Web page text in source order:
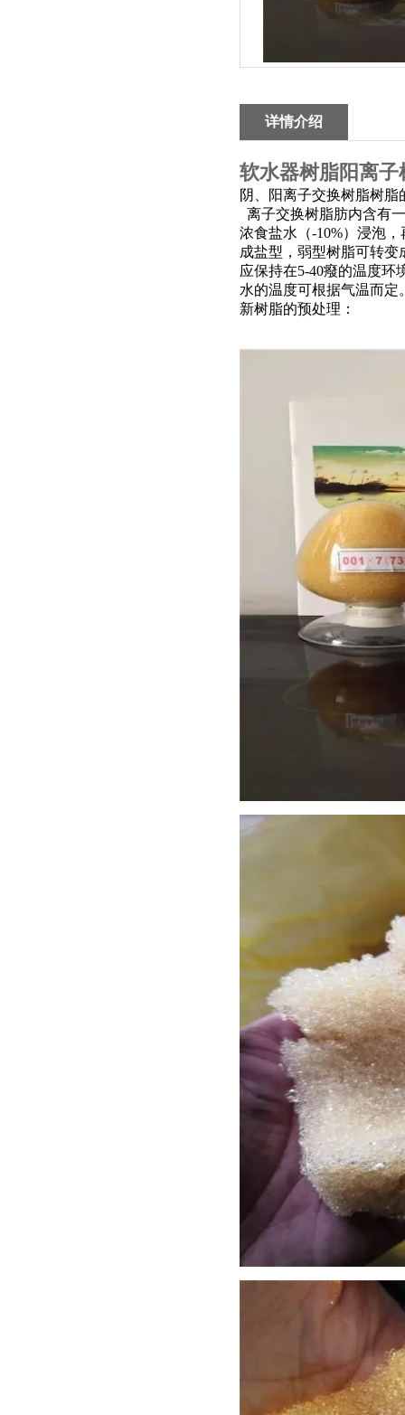
详情介绍
软水器树脂阳离
阴、阳离子交换树脂树脂
离子交换树脂肪内含有
浓食盐水（-10%）浸泡
成盐型，弱型树脂可转
应保持在5-40癈的温度环
水的温度可根据气温而定
新树脂的预处理：